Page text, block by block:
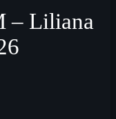
– Liliana